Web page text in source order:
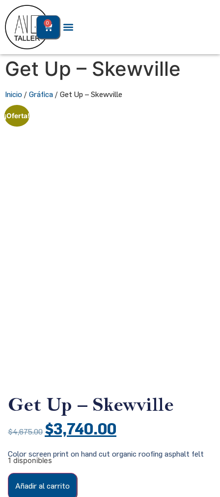
Cerámica
0
Get Up – Skewville
Inicio / Gráfica / Get Up – Skewville
¡Oferta!
Get Up – Skewville
$4,675.00 $3,740.00
Color screen print on hand cut organic roofing asphalt felt
1 disponibles
Añadir al carrito